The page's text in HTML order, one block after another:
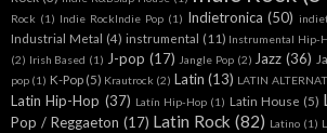
Rock (1) Indie RockIndie Pop (1) Indietronica (50)
Industrial Metal (4) instrumental (11) Instrumental Hip-
(2) Irish Based (1) J-pop (17) Jangle Pop (2) Jazz (36)
pop (1) K-Pop (5) Krautrock (2) Latin (13) LATIN
Latin Hip-Hop (37) Latín Hip-Hop (1) Latin House (5)
Pop / Reggaeton (17) Latin Rock (82) Latino (1)